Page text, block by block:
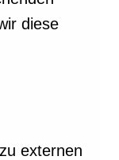
diese
externen